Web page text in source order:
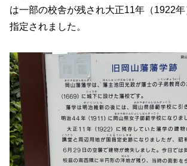
は一部の校舎が残され大正11年（1922
指定されました。